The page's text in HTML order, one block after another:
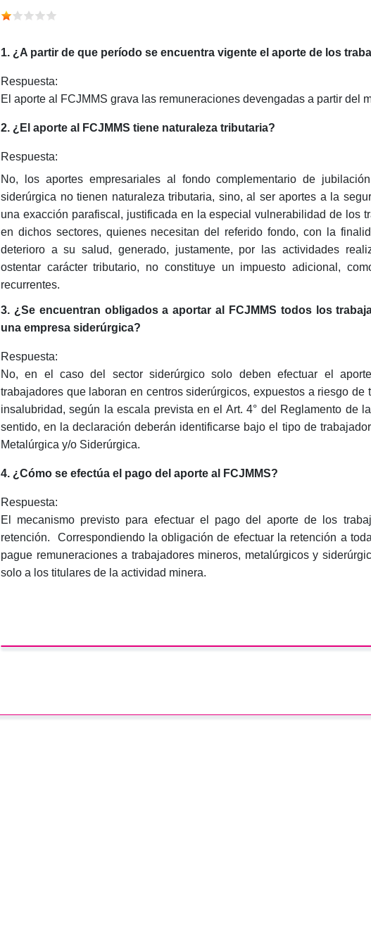
1. ¿A partir de que período se encuentra vigente el aporte de los
Respuesta:
El aporte al FCJMMS grava las remuneraciones devengadas a partir del
2. ¿El aporte al FCJMMS tiene naturaleza tributaria?
Respuesta:
No, los aportes empresariales al fondo complementario de
siderúrgica no tienen naturaleza tributaria, sino, al ser aportes a la
una exacción parafiscal, justificada en la especial vulnerabilidad de los
en dichos sectores, quienes necesitan del referido fondo, con la
deterioro a su salud, generado, justamente, por las actividades
ostentar carácter tributario, no constituye un impuesto adicional,
recurrentes.
3. ¿Se encuentran obligados a aportar al FCJMMS todos los
una empresa siderúrgica?
Respuesta:
No, en el caso del sector siderúrgico solo deben efectuar el
trabajadores que laboran en centros siderúrgicos, expuestos a riesgo de
insalubridad, según la escala prevista en el Art. 4° del Reglamento de
sentido, en la declaración deberán identificarse bajo el tipo de
Metalúrgica y/o Siderúrgica.
4. ¿Cómo se efectúa el pago del aporte al FCJMMS?
Respuesta:
El mecanismo previsto para efectuar el pago del aporte de los
retención. Correspondiendo la obligación de efectuar la retención a
pague remuneraciones a trabajadores mineros, metalúrgicos y
solo a los titulares de la actividad minera.